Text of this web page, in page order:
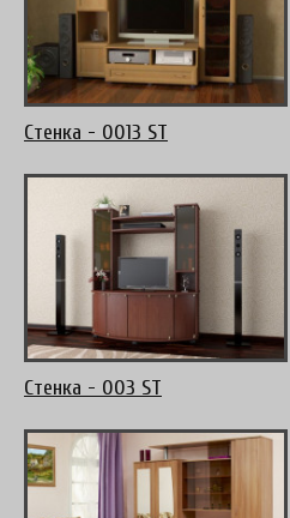
Стенка - 0013 ST
Стенка - 003 ST